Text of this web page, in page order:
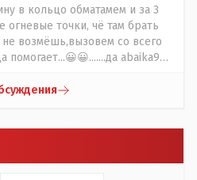
в кольцо обматамем и за 3
огневые точки, чё там брать
возмёшь,вызовем со всего
помогает...😀😀.......да abaika95